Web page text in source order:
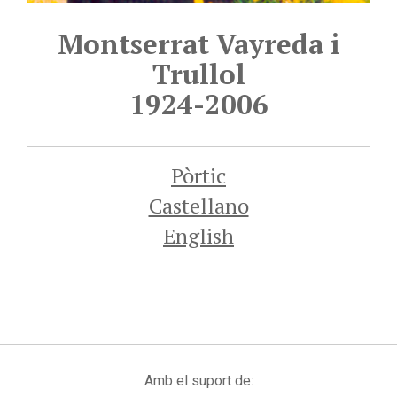
Montserrat Vayreda i
Trullol
1924-2006
Pòrtic
Castellano
English
Amb el suport de: